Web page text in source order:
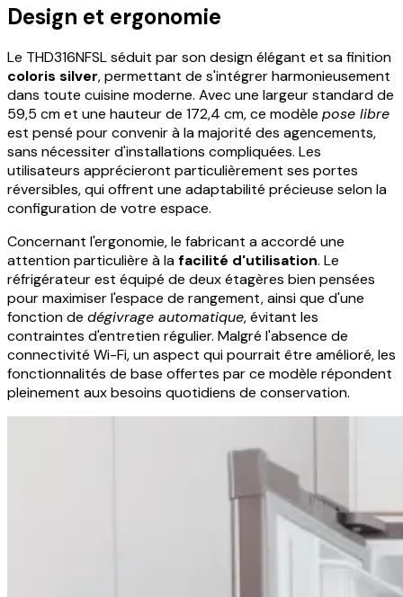
Design et ergonomie
Le THD316NFSL séduit par son design élégant et sa finition
coloris silver, permettant de s'intégrer harmonieusement
dans toute cuisine moderne. Avec une largeur standard de
59,5 cm et une hauteur de 172,4 cm, ce modèle pose libre
est pensé pour convenir à la majorité des agencements,
sans nécessiter d'installations compliquées. Les
utilisateurs apprécieront particulièrement ses portes
réversibles, qui offrent une adaptabilité précieuse selon la
configuration de votre espace.
Concernant l'ergonomie, le fabricant a accordé une
attention particulière à lafacilité d'utilisation. Le
réfrigérateur est équipé de deux étagères bien pensées
pour maximiser l'espace de rangement, ainsi que d'une
fonction de dégivrage automatique, évitant les
contraintes d'entretien régulier. Malgré l'absence de
connectivité Wi-Fi, un aspect qui pourrait être amélioré, les
fonctionnalités de base offertes par ce modèle répondent
pleinement aux besoins quotidiens de conservation.